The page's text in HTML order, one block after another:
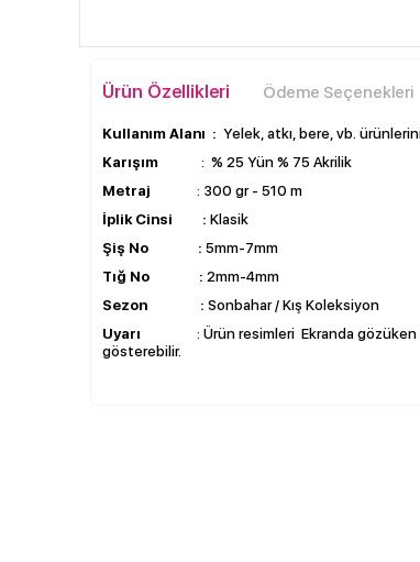
Ürün Özellikleri Ödeme Seçenekleri
Kullanım Alanı : Yelek, atkı, bere, vb.
Karışım
: % 25 Yün % 75 Akrilik
Metraj : 300 gr - 510 m
İplik Cinsi : Klasik
Şiş No : 5mm-7mm
Tığ No : 2mm-4mm
Sezon : Sonbahar / Kış Koleksiyon
Uyarı : Ürün resimleri Ekranda
gösterebilir.